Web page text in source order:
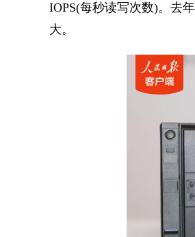
IOPS(每秒读写次数)。去
大。